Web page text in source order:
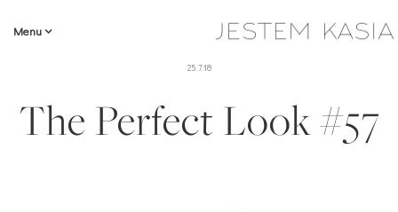
Menu
25.7.18
The Perfect Look #57